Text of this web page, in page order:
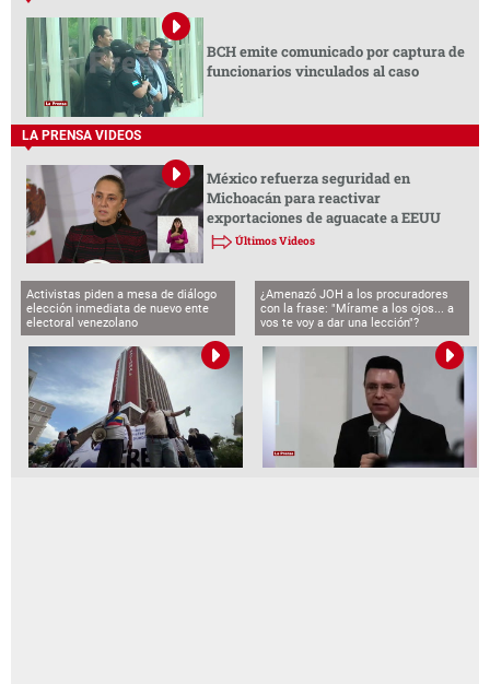
BCH emite comunicado por captura de
funcionarios vinculados al caso
LA PRENSA VIDEOS
México refuerza seguridad en
Michoacán para reactivar
exportaciones de aguacate a EEUU
Últimos Videos
Activistas piden a mesa de diálogo
elección inmediata de nuevo ente
electoral venezolano
¿Amenazó JOH a los procuradores
con la frase: "Mírame a los ojos... a
vos te voy a dar una lección"?